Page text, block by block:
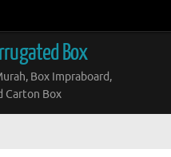
Box
Box Impraboard,
Carton Box